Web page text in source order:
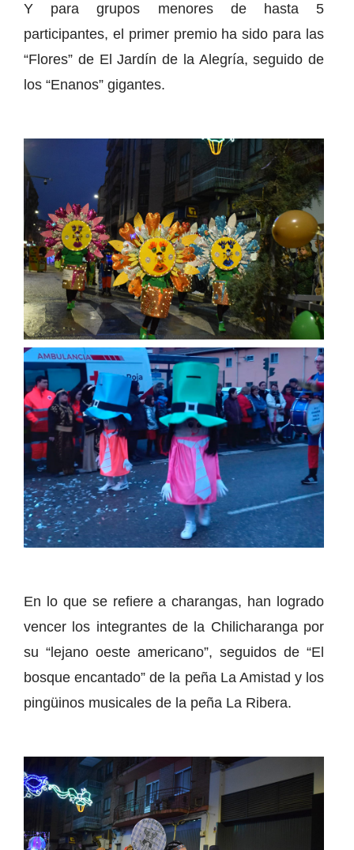
Y para grupos menores de hasta 5
participantes, el primer premio ha sido para las
“Flores” de El Jardín de la Alegría, seguido de
los “Enanos” gigantes.
En lo que se refiere a charangas, han logrado
vencer los integrantes de la Chilicharanga por
su “lejano oeste americano”, seguidos de “El
bosque encantado” de la peña La Amistad y los
pingüinos musicales de la peña La Ribera.